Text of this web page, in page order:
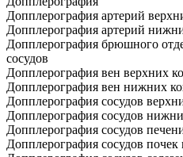
Допплерография артерий
Допплерография артерий
Допплерография брюшного
сосудов
Допплерография вен верхних
Допплерография вен нижних
Допплерография сосудов
Допплерография сосудов
Допплерография сосудов
Допплерография сосудов